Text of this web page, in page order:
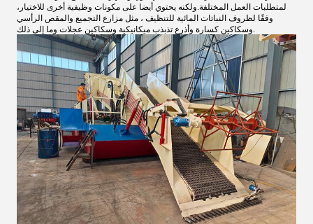
لمتطلبات العمل المختلفة.ولكنه يحتوي أيضا على مكونات وظيفية أخرى للاختيار،
وفقًا لظروف النباتات المائية للتنظيف ، مثل مزارع التجميع والمقص الرأسي
وسكاكين كسارة وأذرع تذبذب ميكانيكية وسكاكين عجلات وما إلى ذلك.